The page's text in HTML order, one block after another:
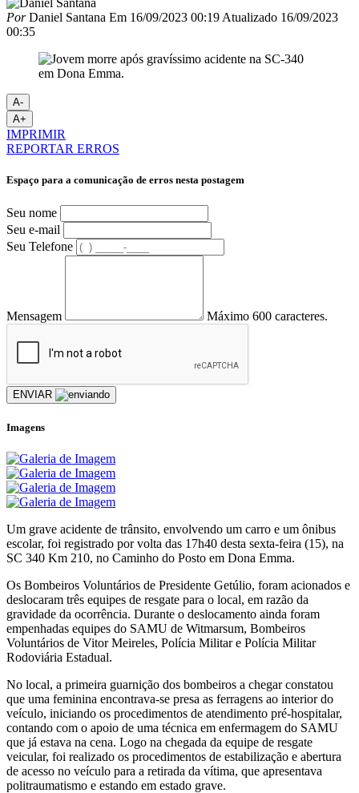
PorDaniel Santana Em 16/09/2023 00:19 Atualizado 16/09/2023
00:35
A-
A+
IMPRIMIR
REPORTAR ERROS
Espaço para a comunicação de erros nesta postagem
Seu nome
Seu e-mail
Seu Telefone
Mensagem Máximo 600 caracteres.
ENVIAR
Imagens
Um grave acidente de trânsito, envolvendo um carro e um ônibus
escolar, foi registrado por volta das 17h40 desta sexta-feira (15), na
SC 340 Km 210, no Caminho do Posto em Dona Emma.
Os Bombeiros Voluntários de Presidente Getúlio, foram acionados e
deslocaram três equipes de resgate para o local, em razão da
gravidade da ocorrência. Durante o deslocamento ainda foram
empenhadas equipes do SAMU de Witmarsum, Bombeiros
Voluntários de Vitor Meireles, Polícia Militar e Polícia Militar
Rodoviária Estadual.
No local, a primeira guarnição dos bombeiros a chegar constatou
que uma feminina encontrava-se presa as ferragens ao interior do
veículo, iniciando os procedimentos de atendimento pré-hospitalar,
contando com o apoio de uma técnica em enfermagem do SAMU
que já estava na cena. Logo na chegada da equipe de resgate
veicular, foi realizado os procedimentos de estabilização e abertura
de acesso no veículo para a retirada da vítima, que apresentava
politraumatismo e estando em estado grave.